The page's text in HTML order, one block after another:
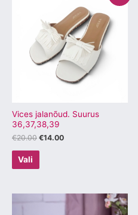
Vices jalanõud. Suurus
36,37,38,39
€20.00
€20.00.
€14.00
on:
€14.00.
Vali
on
mitu
varianti.
Valikuid
tootelehel.
Sellel